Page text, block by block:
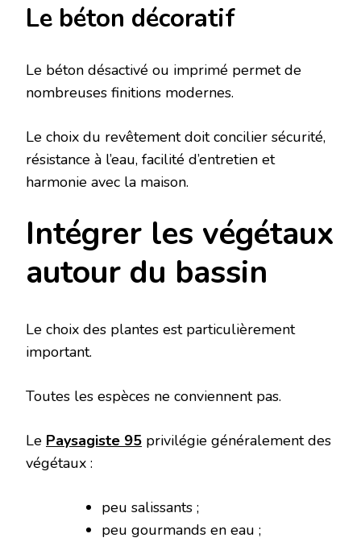
Le béton décoratif
Le béton désactivé ou imprimé permet de
nombreuses finitions modernes.
Le choix du revêtement doit concilier sécurité,
résistance à l’eau, facilité d’entretien et
harmonie avec la maison.
Intégrer les végétaux
autour du bassin
Le choix des plantes est particulièrement
important.
Toutes les espèces ne conviennent pas.
Le Paysagiste 95 privilégie généralement des
végétaux :
peu salissants ;
peu gourmands en eau ;